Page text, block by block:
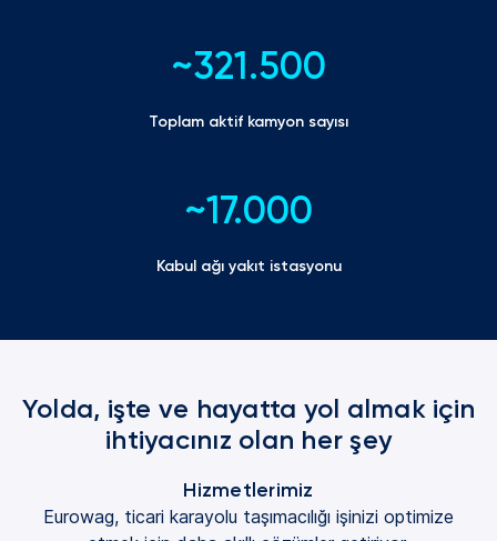
~321.500
Toplam aktif kamyon sayısı
~17.000
Kabul ağı yakıt istasyonu
Yolda, işte ve hayatta yol almak için
ihtiyacınız olan her şey
Hizmetlerimiz
Eurowag, ticari karayolu taşımacılığı işinizi optimize